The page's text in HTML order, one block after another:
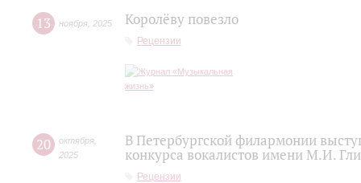
13 ноября 2025 Королёву повезло
Рецензии
20 октября
2025
В Петербургской филармонии
конкурса вокалистов имени М.И.
Рецензии